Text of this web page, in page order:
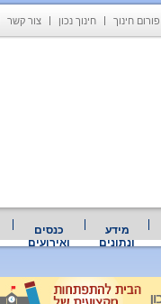
פורום חינוך חינוך נכון צור קשר
מידע
ונתונים
כנסים
ואירועים